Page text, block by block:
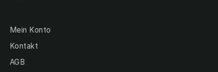
Mein Konto
Kontakt
AGB